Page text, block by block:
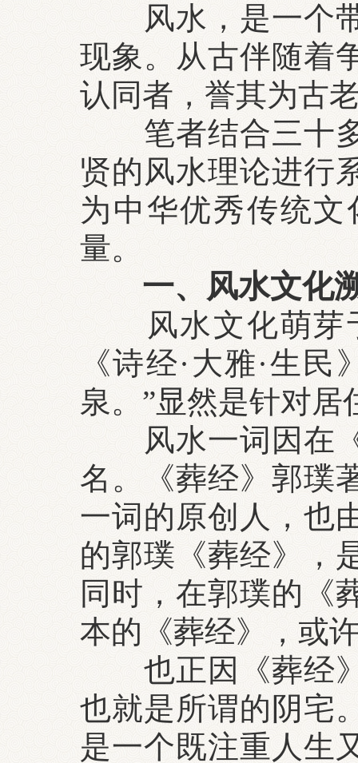
风水，是一个带
现象。从古伴随着
认同者，誉其为古
笔者结合三十多
贤的风水理论进行
为中华优秀传统
量。
一、风水文化
风水文化萌芽
《诗经·大雅·生
泉。”显然是针对居
风水一词因在《
名。《葬经》郭璞
一词的原创人，也
的郭璞《葬经》，
同时，在郭璞的《
本的《葬经》，或
也正因《葬经》
也就是所谓的阴宅
是一个既注重人生